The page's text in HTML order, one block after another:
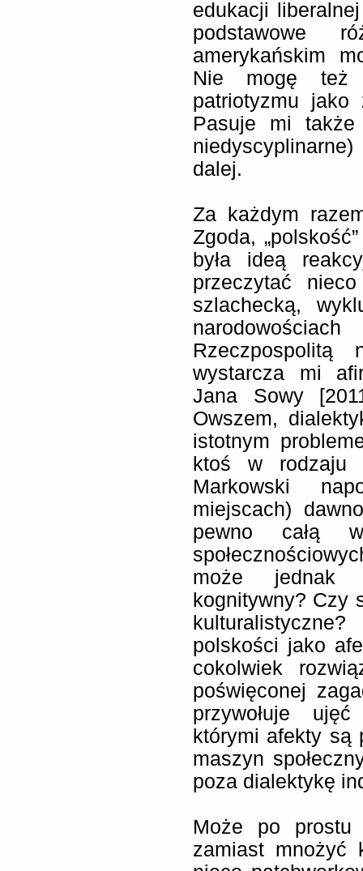
edukacji
podstawowe
amerykańskim
Nie mogę też
patriotyzmu jako
Pasuje mi także
dalej.
Za każdym
Zgoda,
była ideą
przeczytać
szlachecką,
wystarcza mi
Jana Sowy
Owszem,
istotnym
ktoś w rodzaju
Markowski
miejscach)
pewno całą
może jednak
kognitywny? Czy
polskości jako
cokolwiek
poświęconej
przywołuje
którymi afekty są
maszyn
poza dialektykę
Może po prostu
zamiast